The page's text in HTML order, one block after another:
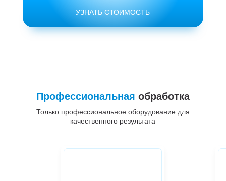
УЗНАТЬ СТОИМОСТЬ
Профессиональная обработка
Только профессиональное оборудование для
качественного результата